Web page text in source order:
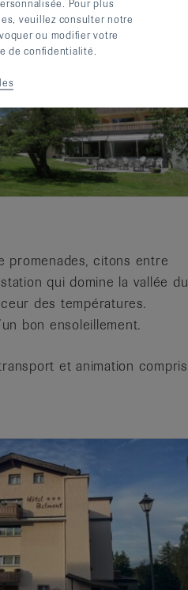
promenades, citons entre
qui domine la vallée du
des températures.
bon ensoleillement.
et animation compris
Pour plus
veuillez consulter notre
ou modifier votre
de confidentialité.